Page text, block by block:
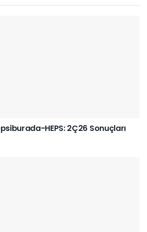
HEPS: 2Ç26 Sonuçları